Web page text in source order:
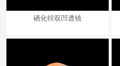
硒化锌双凹透镜